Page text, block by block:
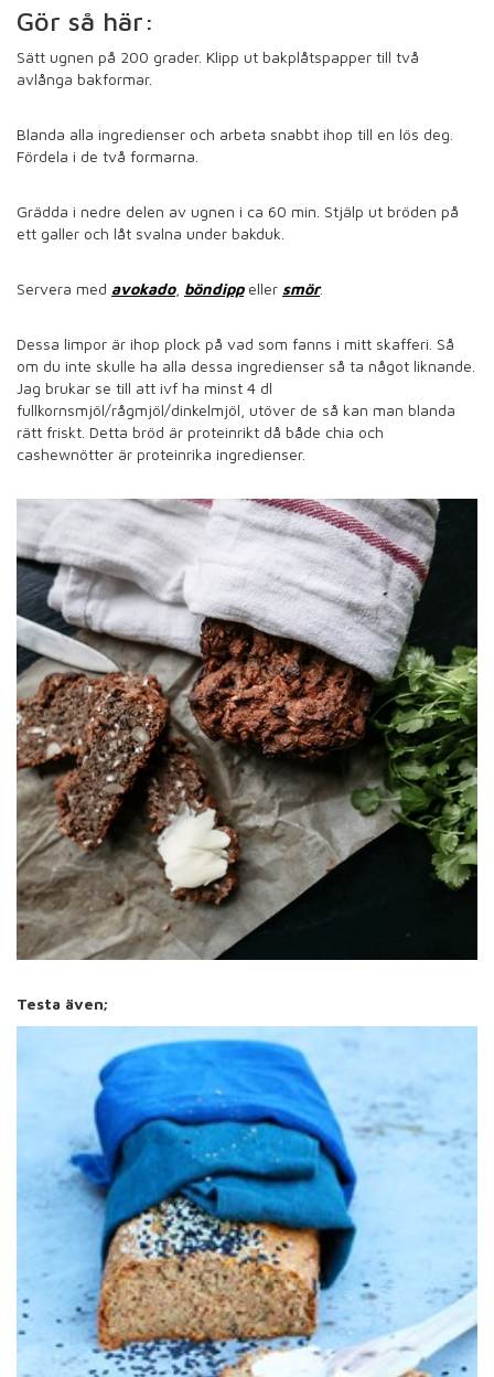
Gör så här:
Sätt ugnen på 200 grader. Klipp ut bakplåtspapper till två
avlånga bakformar.
Blanda alla ingredienser och arbeta snabbt ihop till en lös deg.
Fördela i de två formarna.
Grädda i nedre delen av ugnen i ca 60 min. Stjälp ut bröden på
ett galler och låt svalna under bakduk.
Servera med avokado, böndippeller smör.
Dessa limpor är ihop plock på vad som fanns i mitt skafferi. Så
om du inte skulle ha alla dessa ingredienser så ta något liknande.
Jag brukar se till att ivf ha minst 4 dl
fullkornsmjöl/rågmjöl/dinkelmjöl, utöver de så kan man blanda
rätt friskt. Detta bröd är proteinrikt då både chia och
cashewnötter är proteinrika ingredienser.
Testa även;